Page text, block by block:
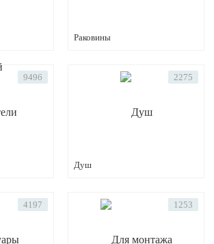
Раковины
9496
Душ
2275
4197 1253